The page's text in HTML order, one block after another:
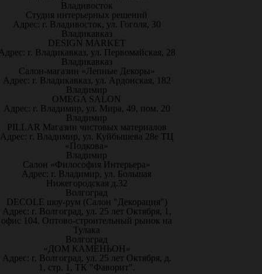
Владивосток
Студия интерьерных решений
Адрес: г. Владивосток, ул. Гоголя, 30
Владикавказ
DESIGN MARKET
г. Владикавказ, ул. Первомайская, 28
Владикавказ
Салон-магазин «Лепные Декоры»
Адрес: г. Владикавказ, ул. Ардонская, 182
Владимир
OMEGA SALON
Адрес: г. Владимир, ул. Мира, 49, пом. 20
Владимир
PILLAR Магазин чистовых материалов
Адрес: г. Владимир, ул. Куйбышева 28е ТЦ
«Подкова»
Владимир
Салон «Философия Интерьера»
Адрес: г. Владимир, ул. Большая
Нижегородская д.32
Волгоград
DECOLE шоу-рум (Салон "Декорация")
Адрес: г. Волгоград, ул. 25 лет Октября, 1,
офис 104. Оптово-строительный рынок на
Тулака
Волгоград
«ДОМ КАМЕНЬОН»
Адрес: г. Волгоград, ул. 25 лет Октября, д.
1, стр. 1, ТК "Фаворит".